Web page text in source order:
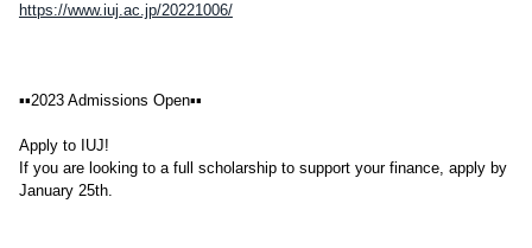
https://www.iuj.ac.jp/20221006/
▪▪2023 Admissions Open▪▪
Apply to IUJ!
If you are looking to a full scholarship to support your finance, apply by
January 25th.